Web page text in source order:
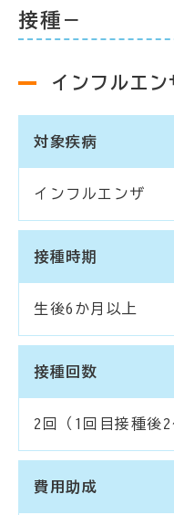
接種－
インフルエン
対象疾病
インフルエンザ
接種時期
生後6か月以上
接種回数
2回（1回目接種後
費用助成